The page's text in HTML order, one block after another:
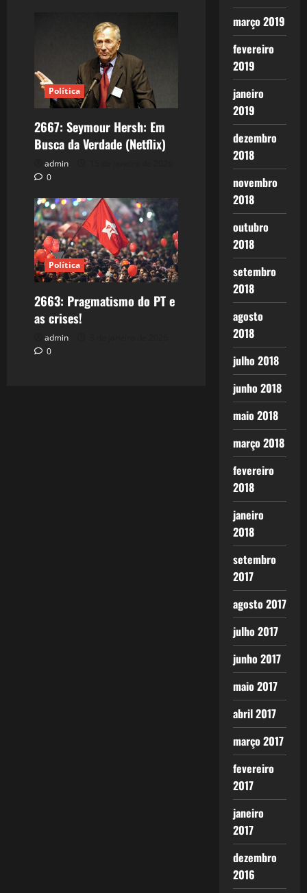
Política
2667: Seymour Hersh: Em
Busca da Verdade (Netflix)
admin
0
Política
2663: Pragmatismo do PT e
as crises!
admin
0
março 2019
fevereiro
2019
janeiro
2019
dezembro
2018
novembro
2018
outubro
2018
setembro
2018
agosto
2018
julho 2018
junho 2018
maio 2018
março 2018
fevereiro
2018
janeiro
2018
setembro
2017
agosto 2017
julho 2017
junho 2017
maio 2017
abril 2017
março 2017
fevereiro
2017
janeiro
2017
dezembro
2016